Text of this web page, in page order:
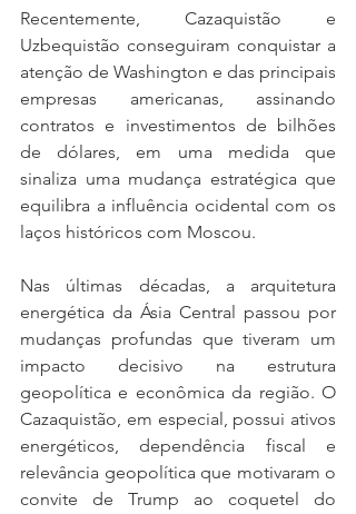
Recentemente, Cazaquistão e
Uzbequistão conseguiram conquistar a
atenção de Washington e das principais
empresas americanas, assinando
contratos e investimentos de bilhões
de dólares, em uma medida que
sinaliza uma mudança estratégica que
equilibra a influência ocidental com os
laços históricos com Moscou.
Nas últimas décadas, a arquitetura
energética da Ásia Central passou por
mudanças profundas que tiveram um
impacto decisivo na estrutura
geopolítica e econômica da região. O
Cazaquistão, em especial, possui ativos
energéticos, dependência fiscal e
relevância geopolítica que motivaram o
convite de Trump ao coquetel do